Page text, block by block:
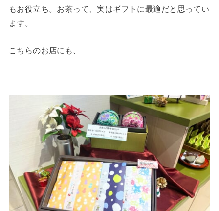
もお役立ち。お茶って、実はギフトに最適だと思ってい
ます。
こちらのお店にも、